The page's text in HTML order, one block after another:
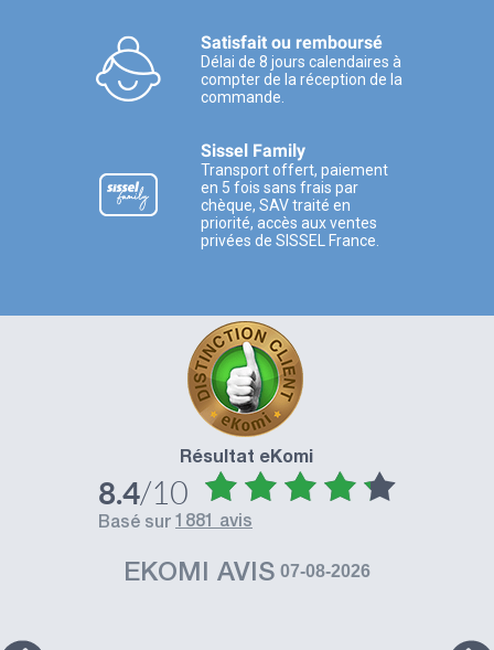
Satisfait ou remboursé
Délai de 8 jours calendaires à
compter de la réception de la
commande.
Sissel Family
Transport offert, paiement
en 5 fois sans frais par
chèque, SAV traité en
priorité, accès aux ventes
privées de SISSEL France.
Résultat eKomi
8.4/10
basé sur 1881 avis
EKOMI AVIS 07-08-2026